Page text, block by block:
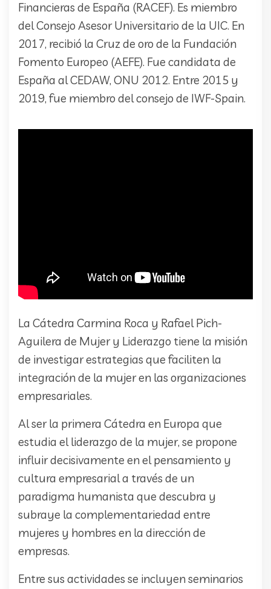
Financieras de España (RACEF). Es miembro
del Consejo Asesor Universitario de la UIC. En
2017, recibió la Cruz de oro de la Fundación
Fomento Europeo (AEFE). Fue candidata de
España al CEDAW, ONU 2012. Entre 2015 y
2019, fue miembro del consejo de IWF-Spain.
La Cátedra Carmina Roca y Rafael Pich-
Aguilera de Mujer y Liderazgo tiene la misión
de investigar estrategias que faciliten la
integración de la mujer en las organizaciones
empresariales.
Al ser la primera Cátedra en Europa que
estudia el liderazgo de la mujer, se propone
influir decisivamente en el pensamiento y
cultura empresarial a través de un
paradigma humanista que descubra y
subraye la complementariedad entre
mujeres y hombres en la dirección de
empresas.
Entre sus actividades se incluyen seminarios